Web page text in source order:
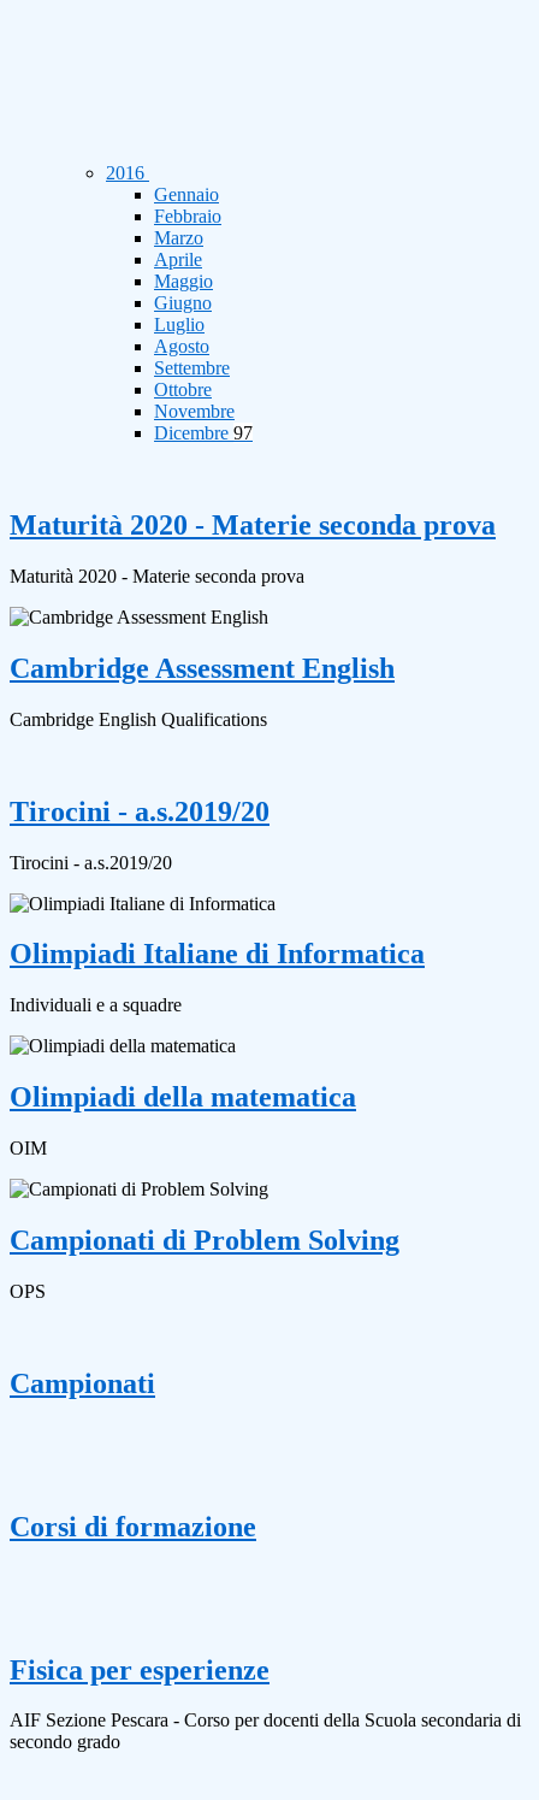
2016
Gennaio
Febbraio
Marzo
Aprile
Maggio
Giugno
Luglio
Agosto
Settembre
Ottobre
Novembre
Dicembre 97
Maturità 2020 - Materie seconda prova
Maturità 2020 - Materie seconda prova
Cambridge Assessment English
Cambridge English Qualifications
Tirocini - a.s.2019/20
Tirocini - a.s.2019/20
Olimpiadi Italiane di Informatica
Individuali e a squadre
Olimpiadi della matematica
OIM
Campionati di Problem Solving
OPS
Campionati
Corsi di formazione
Fisica per esperienze
AIF Sezione Pescara - Corso per docenti della Scuola secondaria di
secondo grado